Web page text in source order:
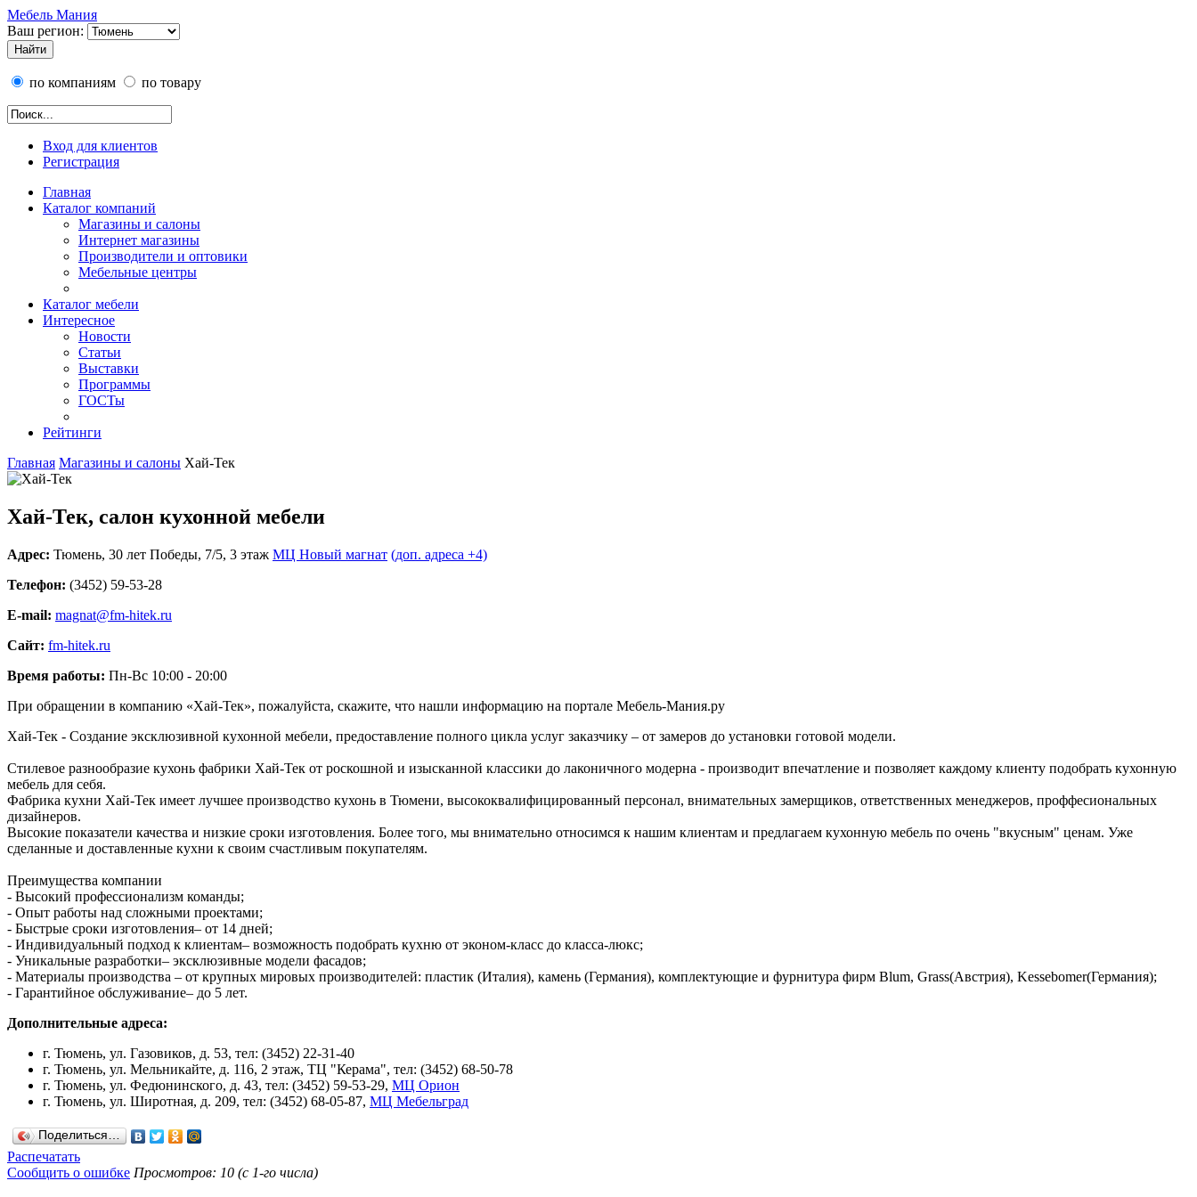
Мебель Мания
Ваш регион:
по компаниям по товару
Вход для клиентов
Регистрация
Главная
Каталог компаний
Магазины и салоны
Интернет магазины
Производители и оптовики
Мебельные центры
Каталог мебели
Интересное
Новости
Статьи
Выставки
Программы
ГОСТы
Рейтинги
Главная Магазины и салоны Хай-Тек
Хай-Тек, салон кухонной мебели
Адрес: Тюмень, 30 лет Победы, 7/5, 3 этаж МЦ Новый магнат (доп. адреса +4)
Телефон: (3452) 59-53-28
E-mail: magnat@fm-hitek.ru
Сайт: fm-hitek.ru
Время работы: Пн-Вс 10:00 - 20:00
При обращении в компанию «Хай-Тек», пожалуйста, скажите, что нашли информацию на портале Мебель-Мания.ру
Хай-Тек - Создание эксклюзивной кухонной мебели, предоставление полного цикла услуг заказчику – от замеров до установки готовой модели.
Стилевое разнообразие кухонь фабрики Хай-Тек от роскошной и изысканной классики до лаконичного модерна - производит впечатление и позволяет каждому клиенту подобрать кухонную
мебель для себя.
Фабрика кухни Хай-Тек имеет лучшее производство кухонь в Тюмени, высококвалифицированный персонал, внимательных замерщиков, ответственных менеджеров, проффесиональных
дизайнеров.
Высокие показатели качества и низкие сроки изготовления. Более того, мы внимательно относимся к нашим клиентам и предлагаем кухонную мебель по очень "вкусным" ценам. Уже
сделанные и доставленные кухни к своим счастливым покупателям.
Преимущества компании
- Высокий профессионализм команды;
- Опыт работы над сложными проектами;
- Быстрые сроки изготовления– от 14 дней;
- Индивидуальный подход к клиентам– возможность подобрать кухню от эконом-класс до класса-люкс;
- Уникальные разработки– эксклюзивные модели фасадов;
- Материалы производства – от крупных мировых производителей: пластик (Италия), камень (Германия), комплектующие и фурнитура фирм Blum, Grass(Австрия), Kessebomer(Германия);
- Гарантийное обслуживание– до 5 лет.
Дополнительные адреса:
г. Тюмень, ул. Газовиков, д. 53, тел: (3452) 22-31-40
г. Тюмень, ул. Мельникайте, д. 116, 2 этаж, ТЦ "Керама", тел: (3452) 68-50-78
г. Тюмень, ул. Федюнинского, д. 43, тел: (3452) 59-53-29, МЦ Орион
г. Тюмень, ул. Широтная, д. 209, тел: (3452) 68-05-87, МЦ Мебельград
Поделиться…
Распечатать
Сообщить о ошибке Просмотров: 10 (с 1-го числа)